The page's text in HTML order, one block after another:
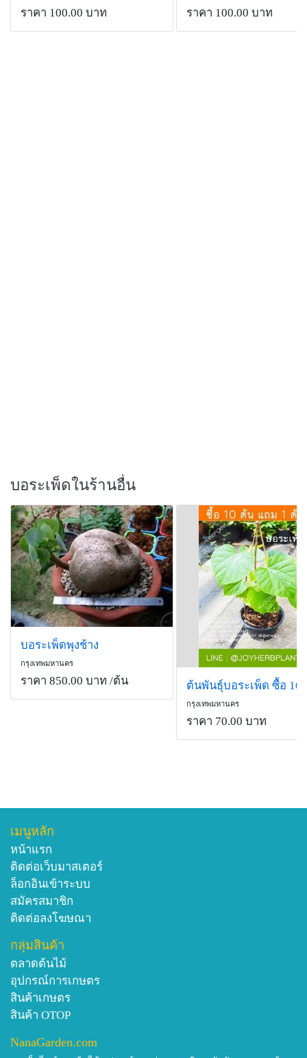
ราคา 100.00 บาท ราคา 100.00 บาท
บอระเพ็ดในร้านอื่น
บอระเพ็ดพุงช้าง
กรุงเทพมหานคร
ราคา 850.00 บาท /ต้น
กรุงเทพมหานคร
ราคา 70.00 บาท
เมนูหลัก
หน้าแรก
ติดต่อเว็บมาสเตอร์
ล็อกอินเข้าระบบ
สมัครสมาชิก
ติดต่อลงโฆษณา
กลุ่มสินค้า
ตลาดต้นไม้
อุปกรณ์การเกษตร
สินค้าเกษตร
สินค้า OTOP
NanaGarden.com